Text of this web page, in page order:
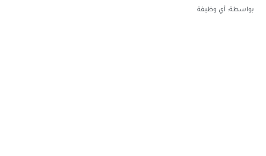
بواسطة: أي وظيفة